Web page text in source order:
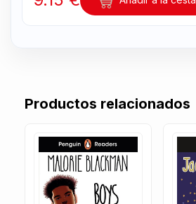
Productos relacionados